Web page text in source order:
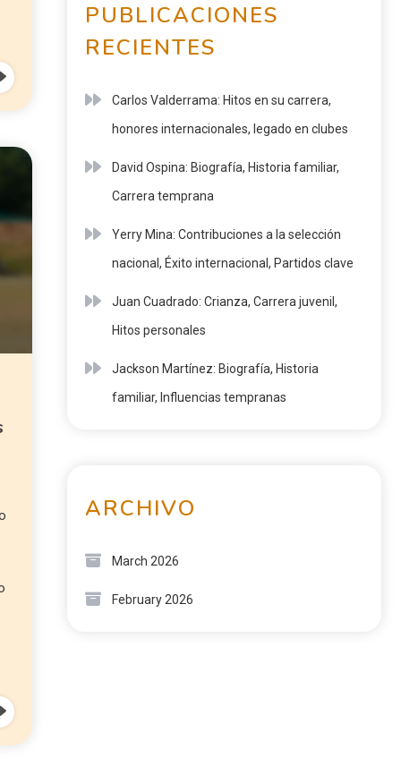
PUBLICACIONES
RECIENTES
Carlos Valderrama: Hitos en su carrera,
honores internacionales, legado en clubes
David Ospina: Biografía, Historia familiar,
Carrera temprana
Yerry Mina: Contribuciones a la selección
nacional, Éxito internacional, Partidos clave
Juan Cuadrado: Crianza, Carrera juvenil,
Hitos personales
Jackson Martínez: Biografía, Historia
familiar, Influencias tempranas
ARCHIVO
March 2026
February 2026